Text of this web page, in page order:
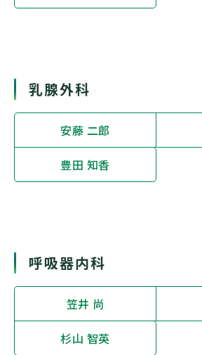
乳腺外科
安藤 二郎
豊田 知香
呼吸器内科
笠井 尚
杉山 智英